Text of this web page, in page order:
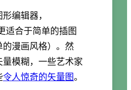
编辑器，
适合于简单的插图
的漫画风格）。然
模糊，一些艺术家
令人惊奇的矢量图。